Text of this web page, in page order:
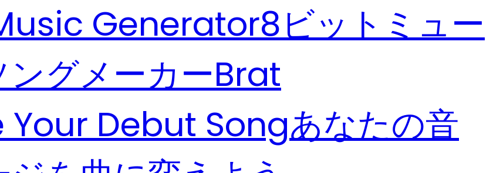
Generator8ビットミュー
ングメーカーBrat
Debut Songあなたの音